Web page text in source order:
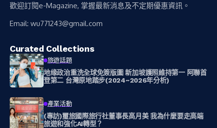
歡迎訂閱e-Magazine, 掌握最新消息及不定期優惠資訊。
Email: wu771243@gmail.com
Curated Collections
旅遊話題
地缘政治重洗全球免簽版圖 新加坡護照維持第一 阿聯首
登第二 台灣原地踏步(2024~2026年分析)
產業活動
(專訪)璽旅國際旅行社董事長高月美 我為什麼要走高端
旅遊和強化AI轉型？